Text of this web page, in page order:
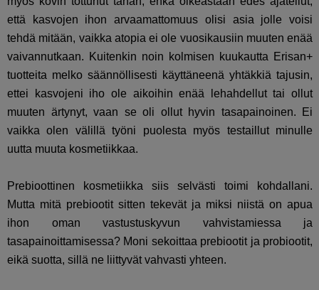
että kasvojen ihon arvaamattomuus olisi asia jolle voisi
tehdä mitään, vaikka atopia ei ole vuosikausiin muuten enää
vaivannutkaan. Kuitenkin noin kolmisen kuukautta Erisan+
tuotteita melko säännöllisesti käyttäneenä yhtäkkiä tajusin,
ettei kasvojeni iho ole aikoihin enää lehahdellut tai ollut
muuten ärtynyt, vaan se oli ollut hyvin tasapainoinen. Ei
vaikka olen välillä työni puolesta myös testaillut minulle
uutta muuta kosmetiikkaa.
Prebioottinen kosmetiikka siis selvästi toimi kohdallani.
Mutta mitä prebiootit sitten tekevät ja miksi niistä on apua
ihon oman vastustuskyvun vahvistamiessa ja
tasapainoittamisessa? Moni sekoittaa prebiootit ja probiootit,
eikä suotta, sillä ne liittyvät vahvasti yhteen.